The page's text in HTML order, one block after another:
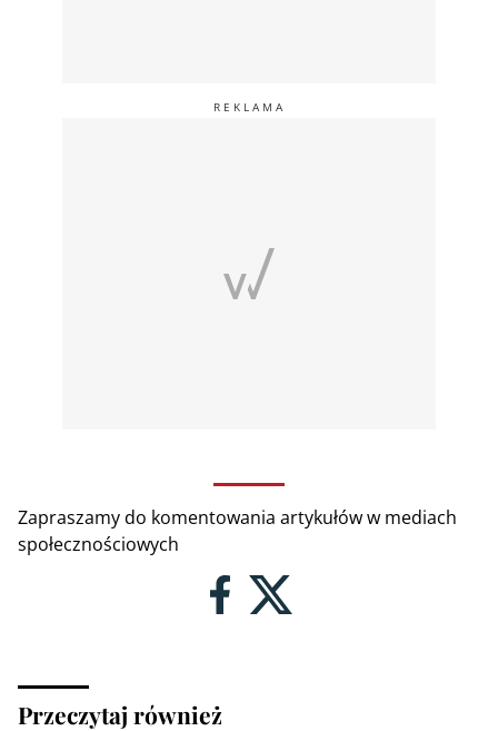
Zapraszamy do komentowania artykułów w mediach
społecznościowych
Przeczytaj również